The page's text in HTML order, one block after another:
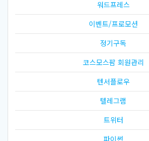
워드프레스
이벤트/프로모션
정기구독
코스모스팜 회원관리
텐서플로우
텔레그램
트위터
파이썬